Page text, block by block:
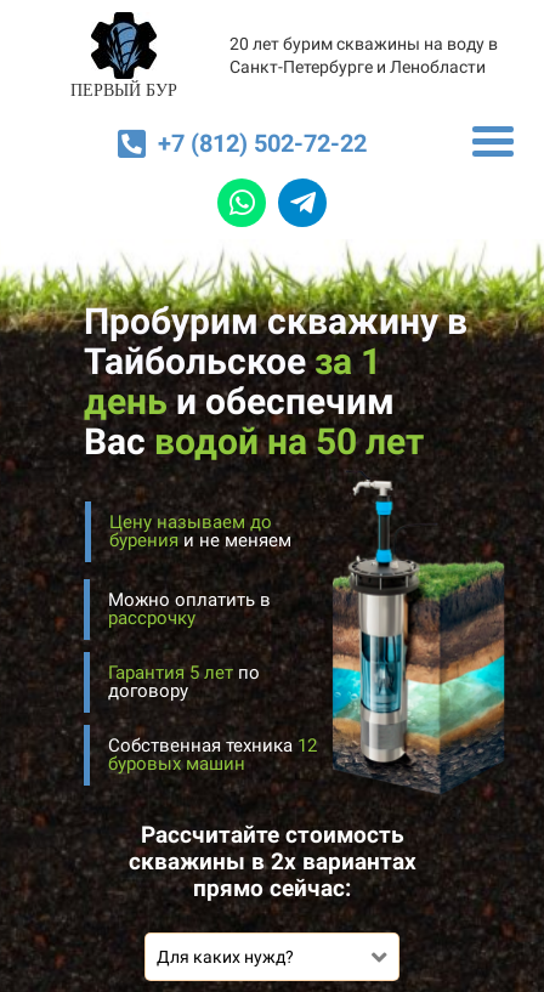
ПЕРВЫЙ БУР
20 лет бурим скважины на воду в
Санкт-Петербурге и Ленобласти
+7 (812) 502-72-22
Пробурим скважину в
Тайбольскоеза 1
деньиобеспечим
Васводой на 50 лет
Цену называем до
буренияи не меняем
Собственная техника 12
буровых машин
Можно оплатить в
рассрочку
Рассчитайте стоимость
скважины в 2х вариантах
прямо сейчас:
Для каких нужд?
Гарантия 5 лет по
договору